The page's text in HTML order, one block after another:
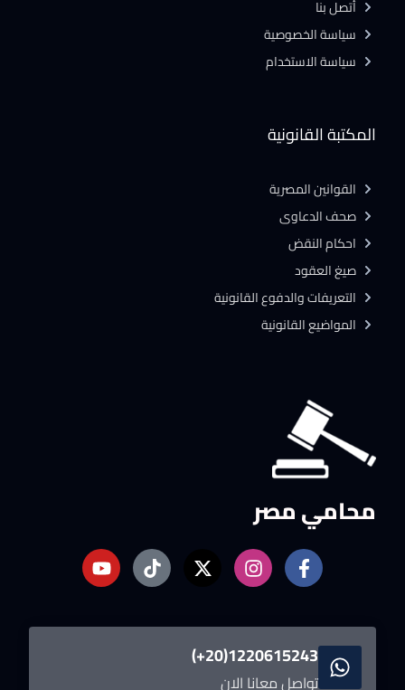
محامي مصر
1220615243(20+)
تواصل معانا الان
المكتبة القانونية
القوانين المصرية
صحف الدعاوى
احكام النقض
صيغ العقود
التعريفات والدفوع القانونية
المواضيع القانونية
أتصل بنا
سياسة الخصوصية
سياسة الاستخدام